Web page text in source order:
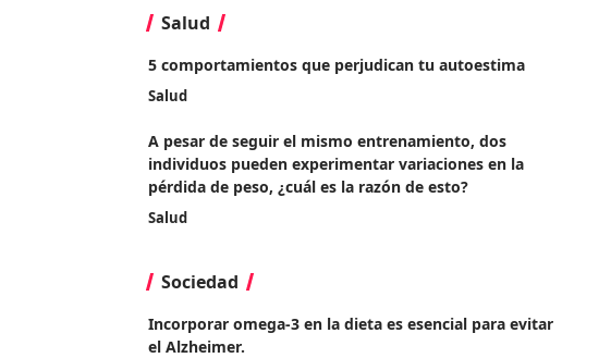
Salud
5 comportamientos que perjudican tu autoestima
Salud
A pesar de seguir el mismo entrenamiento, dos
individuos pueden experimentar variaciones en la
pérdida de peso, ¿cuál es la razón de esto?
Salud
Sociedad
Incorporar omega-3 en la dieta es esencial para evitar
el Alzheimer.